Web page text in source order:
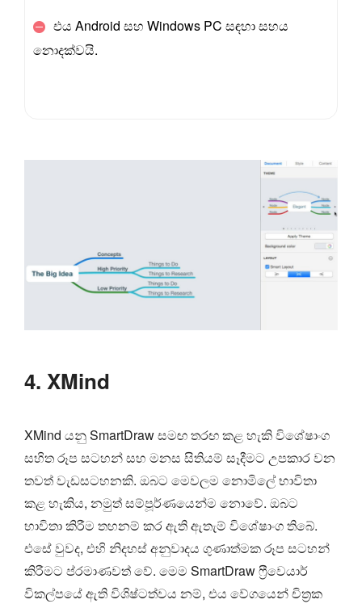
එය Android සහ Windows PC සඳහා සහය
නොදක්වයි.
4. XMind
XMind යනු SmartDraw සමඟ තරඟ කළ හැකි විශේෂාංග
සහිත රූප සටහන් සහ මනස සිතියම් සෑදීමට උපකාර වන
තවත් වැඩසටහනකි. ඔබට මෙවලම නොමිලේ භාවිතා
කළ හැකිය, නමුත් සම්පූර්ණයෙන්ම නොවේ. ඔබට
භාවිතා කිරීම තහනම් කර ඇති ඇතැම් විශේෂාංග තිබේ.
එසේ වුවද, එහි නිදහස් අනුවාදය ගුණාත්මක රූප සටහන්
කිරීමට ප්රමාණවත් වේ. මෙම SmartDraw ෆ්‍රීවෙයාර්
විකල්පයේ ඇති විශිෂ්ටත්වය නම්, එය වේගයෙන් චිත්‍රක